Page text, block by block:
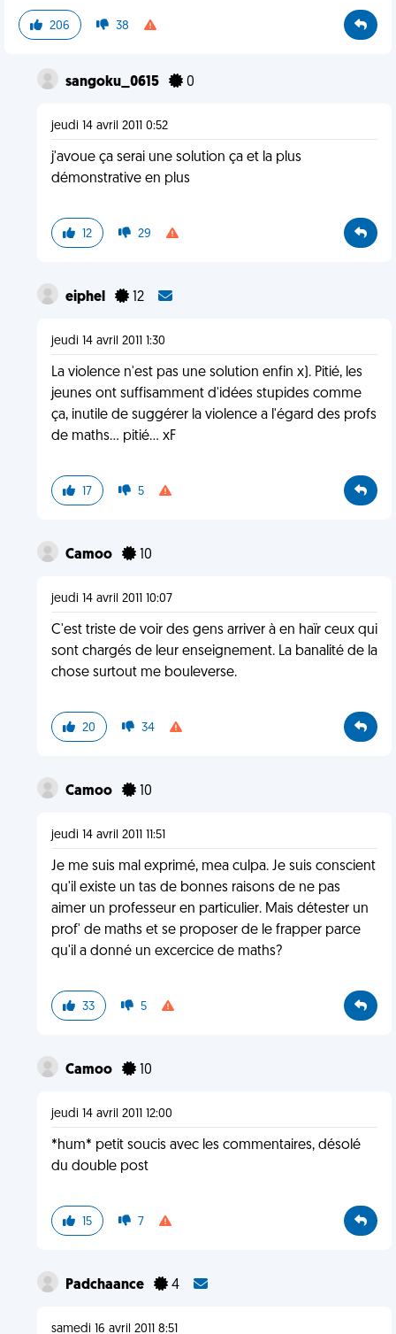
206 38
sangoku_0615 0
jeudi 14 avril 2011 0:52
j'avoue ça serai une solution ça et la plus
démonstrative en plus
12 29
eiphel 12
jeudi 14 avril 2011 1:30
La violence n'est pas une solution enfin x). Pitié, les
jeunes ont suffisamment d'idées stupides comme
ça, inutile de suggérer la violence a l'égard des profs
de maths... pitié... xF
17 5
Camoo 10
jeudi 14 avril 2011 10:07
C'est triste de voir des gens arriver à en haïr ceux qui
sont chargés de leur enseignement. La banalité de la
chose surtout me bouleverse.
20 34
Camoo 10
jeudi 14 avril 2011 11:51
Je me suis mal exprimé, mea culpa. Je suis conscient
qu'il existe un tas de bonnes raisons de ne pas
aimer un professeur en particulier. Mais détester un
prof' de maths et se proposer de le frapper parce
qu'il a donné un excercice de maths?
33 5
Camoo 10
jeudi 14 avril 2011 12:00
*hum* petit soucis avec les commentaires, désolé
du double post
15 7
Padchaance 4
samedi 16 avril 2011 8:51